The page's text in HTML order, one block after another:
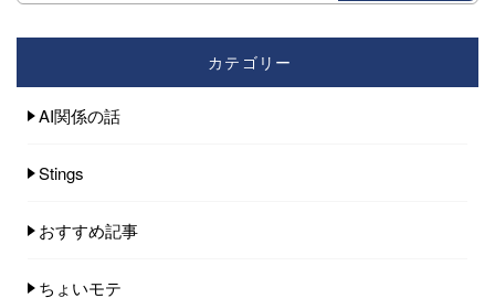
カテゴリー
AI関係の話
Stings
おすすめ記事
ちょいモテ